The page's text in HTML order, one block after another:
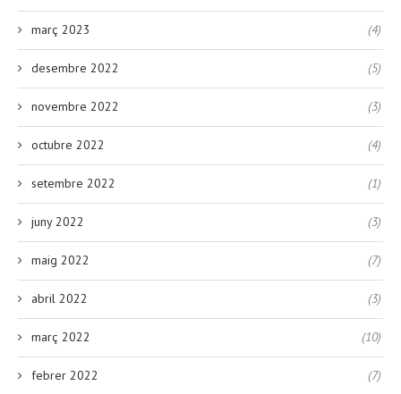
març 2023 (4)
desembre 2022 (5)
novembre 2022 (3)
octubre 2022 (4)
setembre 2022 (1)
juny 2022 (3)
maig 2022 (7)
abril 2022 (3)
març 2022 (10)
febrer 2022 (7)